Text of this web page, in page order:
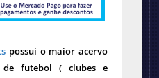
possui o maior acervo
de futebol ( clubes e